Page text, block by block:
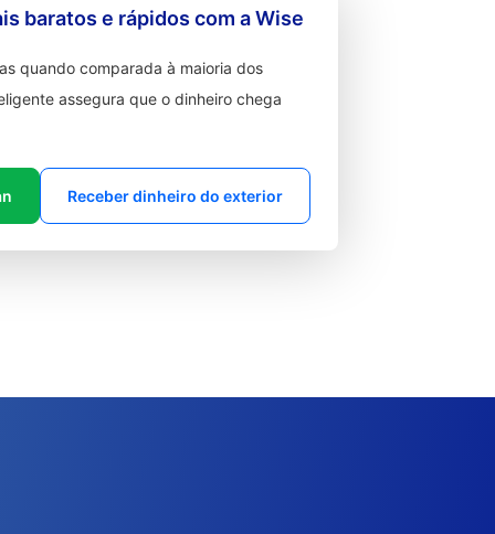
baratos e rápidos com a Wise
quando comparada à maioria dos
assegura que o dinheiro chega
Receber dinheiro do exterior